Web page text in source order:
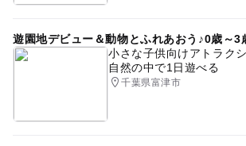
遊園地デビュー＆動物とふれあおう♪0歳～3
小さな子供向けアトラク
自然の中で1日遊べる
千葉県富津市